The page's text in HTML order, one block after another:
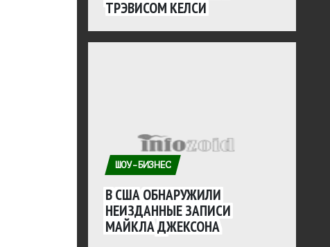
ТРЭВИСОМ КЕЛСИ
ШОУ-БИЗНЕС
В США ОБНАРУЖИЛИ
НЕИЗДАННЫЕ ЗАПИСИ
МАЙКЛА ДЖЕКСОНА